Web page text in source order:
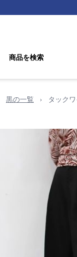
商品を検索
黒の一覧 › タック